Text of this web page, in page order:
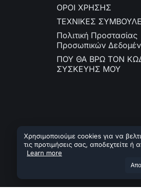
ΟΡΟΙ ΧΡΗΣΗΣ
ΤΕΧΝΙΚΕΣ
Πολιτική Προστασίας
Προσωπικών
ΠΟΥ ΘΑ ΒΡΩ ΤΟΝ
ΣΥΣΚΕΥΗΣ ΜΟΥ
Χρησιμοποιούμε cookies για να
τις προτιμήσεις σας, αποδεχτείτε
Learn more